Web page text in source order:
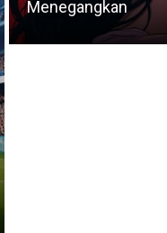
Menegangkan